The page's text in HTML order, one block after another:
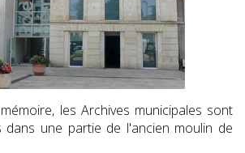
les Archives municipales sont
dans une partie de l'ancien moulin de